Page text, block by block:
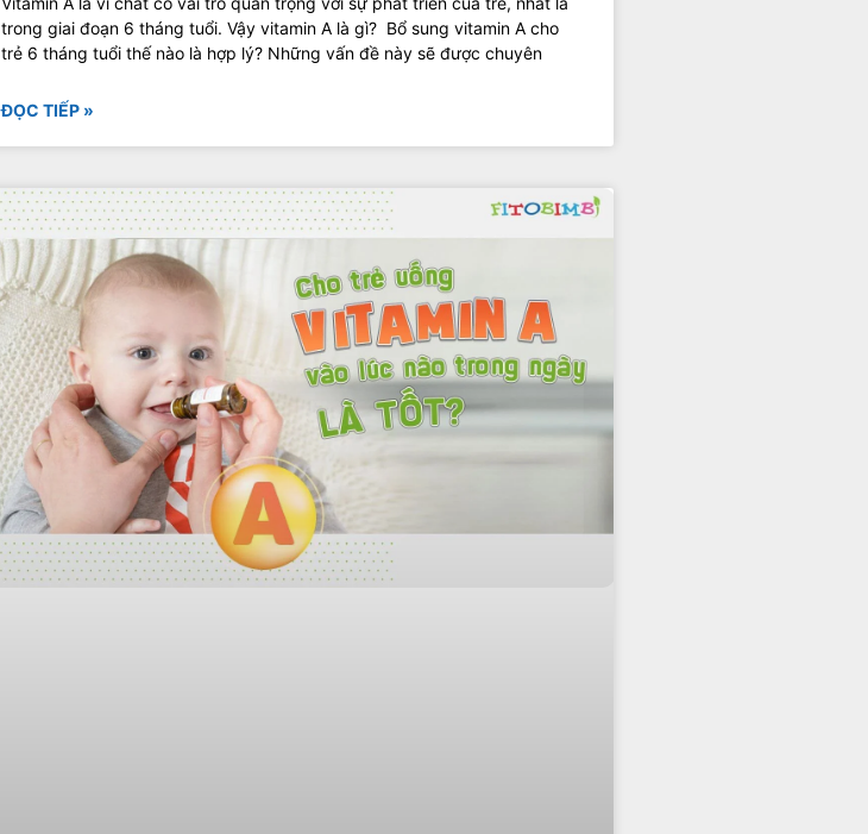
trong giai đoạn 6 tháng tuổi. Vậy vitamin A là gì? Bổ sung vitamin A cho
trẻ 6 tháng tuổi thế nào là hợp lý? Những vấn đề này sẽ được chuyên
ĐỌC TIẾP »